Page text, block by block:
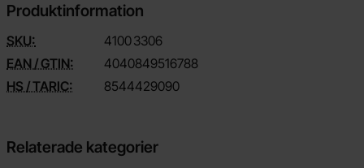
Produktinformation
SKU: 41003306
EAN / GTIN:
4040849516788
HS / TARIC:
8544429090
Relaterade kategorier